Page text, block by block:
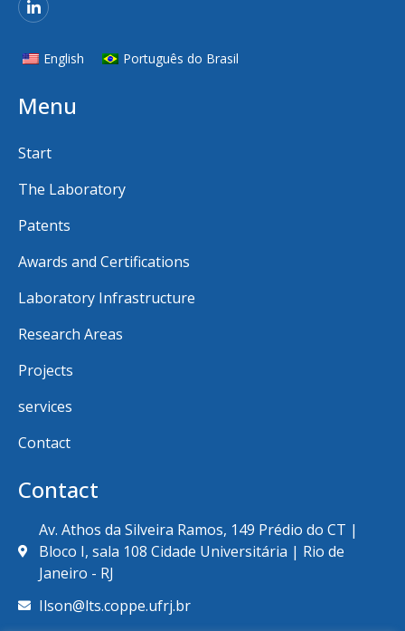
English Português do Brasil
Menu
Start
The Laboratory
Patents
Awards and Certifications
Laboratory Infrastructure
Research Areas
Projects
services
Contact
Contact
Av. Athos da Silveira Ramos, 149 Prédio do CT |
Bloco I, sala 108 Cidade Universitária | Rio de
Janeiro - RJ
Ilson@lts.coppe.ufrj.br